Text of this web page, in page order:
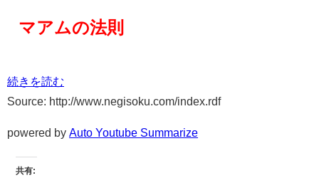
マアムの法則
続きを読む
Source: http://www.negisoku.com/index.rdf
powered by Auto Youtube Summarize
共有: